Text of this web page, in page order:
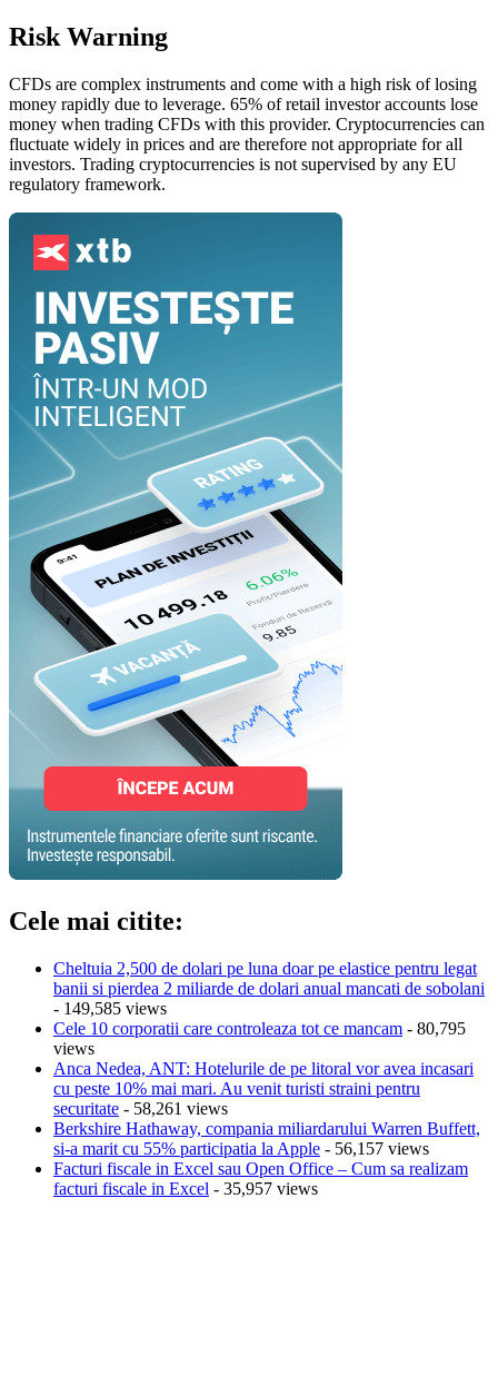
Risk Warning
CFDs are complex instruments and come with a high risk of losing
money rapidly due to leverage. 65% of retail investor accounts lose
money when trading CFDs with this provider. Cryptocurrencies can
fluctuate widely in prices and are therefore not appropriate for all
investors. Trading cryptocurrencies is not supervised by any EU
regulatory framework.
Cele mai citite:
Cheltuia 2,500 de dolari pe luna doar pe elastice pentru legat
banii si pierdea 2 miliarde de dolari anual mancati de sobolani
- 149,585 views
Cele 10 corporatii care controleaza tot ce mancam - 80,795
views
Anca Nedea, ANT: Hotelurile de pe litoral vor avea incasari
cu peste 10% mai mari. Au venit turisti straini pentru
securitate - 58,261 views
Berkshire Hathaway, compania miliardarului Warren Buffett,
si-a marit cu 55% participatia la Apple - 56,157 views
Facturi fiscale in Excel sau Open Office – Cum sa realizam
facturi fiscale in Excel - 35,957 views